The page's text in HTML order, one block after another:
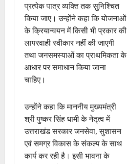
प्रत्येक पात्र व्यक्ति तक सुनिश्चित
किया जाए। उन्होंने कहा कि योजनाओं
के क्रियान्वयन में किसी भी प्रकार की
लापरवाही स्वीकार नहीं की जाएगी
तथा जनसमस्याओं का प्राथमिकता के
आधार पर समाधान किया जाना
चाहिए।
उन्होंने कहा कि माननीय मुख्यमंत्री
श्री पुष्कर सिंह धामी के नेतृत्व में
उत्तराखंड सरकार जनसेवा, सुशासन
एवं समग्र विकास के संकल्प के साथ
कार्य कर रही है। इसी भावना के